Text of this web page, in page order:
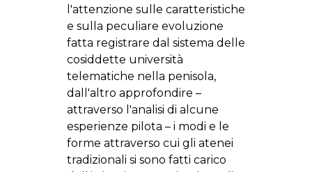
l'attenzione sulle caratteristiche
e sulla peculiare evoluzione
fatta registrare dal sistema delle
cosiddette università
telematiche nella penisola,
dall'altro approfondire –
attraverso l'analisi di alcune
esperienze pilota – i modi e le
forme attraverso cui gli atenei
tradizionali si sono fatti carico